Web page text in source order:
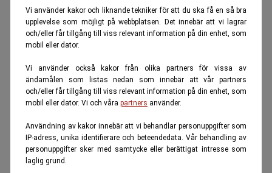
Vi använder kakor och liknande tekniker för att du ska få en så bra
upplevelse som möjligt på webbplatsen. Det innebär att vi lagrar
och/eller får tillgång till viss relevant information på din enhet, som
mobil eller dator.
Vi använder också kakor från olika partners för vissa av
ändamålen som listas nedan som innebär att vår partners
och/eller får tillgång till viss relevant information på din enhet, som
mobil eller dator. Vi och våra partners använder.
Användning av kakor innebär att vi behandlar personuppgifter som
IP-adress, unika identifierare och beteendedata. Vår behandling av
personuppgifter sker med samtycke eller berättigat intresse som
laglig grund.